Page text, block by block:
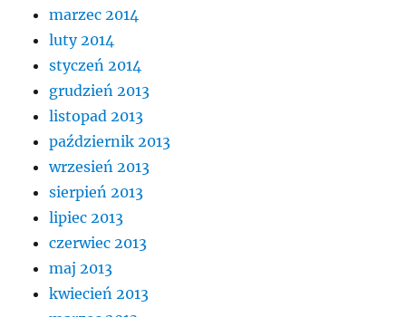
marzec 2014
luty 2014
styczeń 2014
grudzień 2013
listopad 2013
październik 2013
wrzesień 2013
sierpień 2013
lipiec 2013
czerwiec 2013
maj 2013
kwiecień 2013